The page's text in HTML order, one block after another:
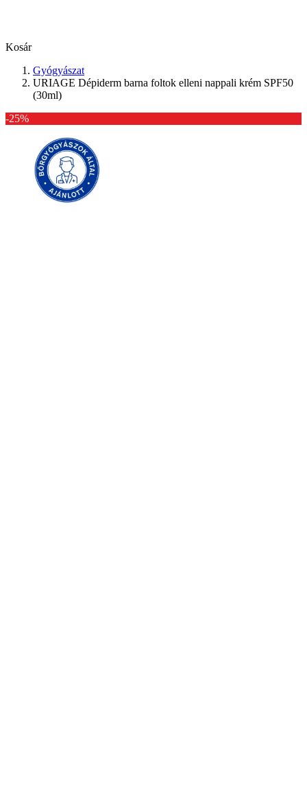
Kosár
Gyógyászat
URIAGE Dépiderm barna foltok elleni nappali krém SPF50
(30ml)
-25%